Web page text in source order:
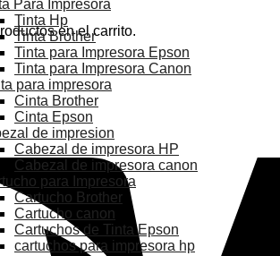
en el carrito.
Para Impresora
Tinta Hp
Tinta Brother
Tinta para Impresora Epson
Tinta para Impresora Canon
para impresora
Cinta Brother
Cinta Epson
de impresion
Cabezal de impresora HP
Cabezal de impresora canon
para Impresora
Cartucho Brother
Cartucho canon
Cartuchos de Tinta Epson
cartuchos para impresora hp